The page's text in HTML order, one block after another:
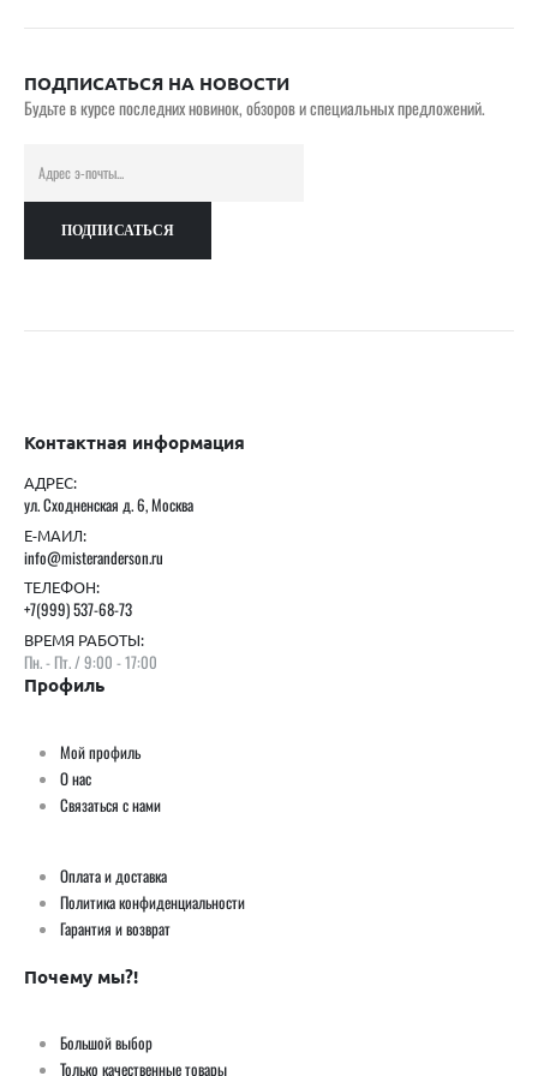
ПОДПИСАТЬСЯ НА НОВОСТИ
Будьте в курсе последних новинок, обзоров и специальных предложений.
Контактная информация
АДРЕС:
ул. Сходненская д. 6, Москва
Е-МАИЛ:
info@misteranderson.ru
ТЕЛЕФОН:
+7(999) 537-68-73
ВРЕМЯ РАБОТЫ:
Пн. - Пт. / 9:00 - 17:00
Профиль
Мой профиль
О нас
Связаться с нами
Оплата и доставка
Политика конфиденциальности
Гарантия и возврат
Почему мы?!
Большой выбор
Только качественные товары